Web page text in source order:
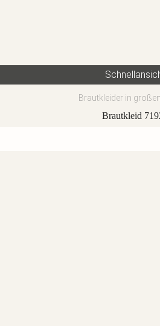
Brautkleider in
Brautkleid